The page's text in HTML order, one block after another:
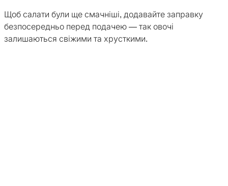
Щоб салати були ще смачніші, додавайте заправку
безпосередньо перед подачею — так овочі
залишаються свіжими та хрусткими.